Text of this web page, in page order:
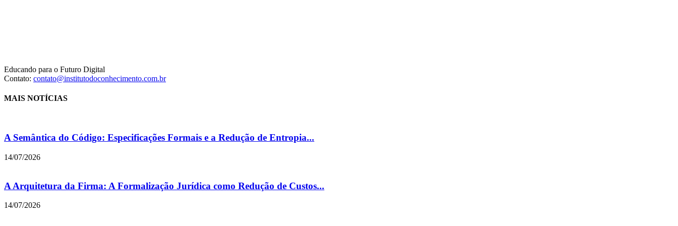
Educando para o Futuro Digital
Contato: contato@institutodoconhecimento.com.br
MAIS NOTÍCIAS
A Semântica do Código: Especificações Formais e a Redução de Entropia...
14/07/2026
A Arquitetura da Firma: A Formalização Jurídica como Redução de Custos...
14/07/2026